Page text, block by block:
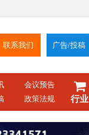
联系我们 广告/投稿
会议预告
政策法规 行业